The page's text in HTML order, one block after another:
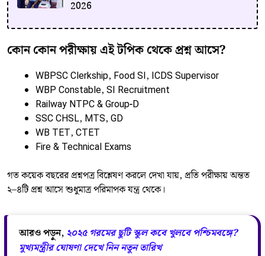
2026
কোন কোন পরীক্ষায় এই টপিক থেকে প্রশ্ন আসে?
WBPSC Clerkship, Food SI, ICDS Supervisor
WBP Constable, SI Recruitment
Railway NTPC & Group-D
SSC CHSL, MTS, GD
WB TET, CTET
Fire & Technical Exams
গত কয়েক বছরের প্রশ্নপত্র বিশ্লেষণ করলে দেখা যায়, প্রতি পরীক্ষায় অন্তত
২–৪টি প্রশ্ন আসে শুধুমাত্র পরিমাপক যন্ত্র থেকে।
আরও পড়ুন, ২০২৫ গরমের ছুটি স্কুল কবে খুলবে পশ্চিমবঙ্গে?
মুখ্যমন্ত্রীর ঘোষণা দেখে নিন নতুন তারিখ